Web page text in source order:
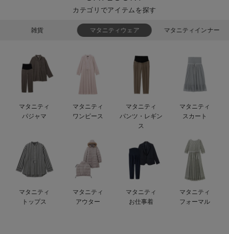
マタニティ 腹巻き
ブラトップ
快適機能ウェア特集 トップス
快適機能ウェア特集 ボトムス
快適機能ウェア特集 パジャマ
安心の日本製。先輩ママが買ってよかった！本当に必要な出産準備品
ハレの日に着るANGELIEBEのセレモニー
買って正解！高評価レビューアイテム
ベビー
あったかアイテム｜
もらって嬉しいギフト
何枚あっても嬉しい
長く使えるアイテム
お部屋映えアイテム
裏起毛素材
カテゴリでアイテムを探す
雑貨 マタニティウェア マタニティインナー
マタニティ
パジャマ
マタニティ
ワンピース
マタニティ
パンツ・レギン
ス
マタニティ
スカート
マタニティ
トップス
マタニティ
アウター
マタニティ
お仕事着
マタニティ
フォーマル